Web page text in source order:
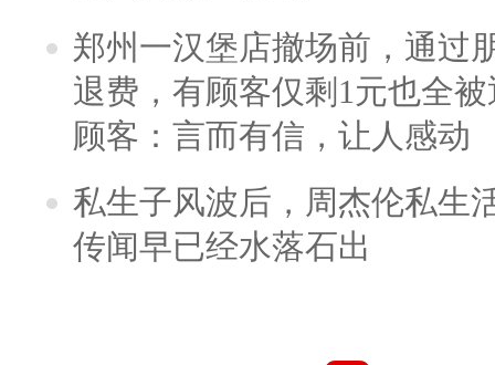
郑州一汉堡店撤场前，通过
退费，有顾客仅剩1元也全
顾客：言而有信，让人感动
私生子风波后，周杰伦私生
传闻早已经水落石出